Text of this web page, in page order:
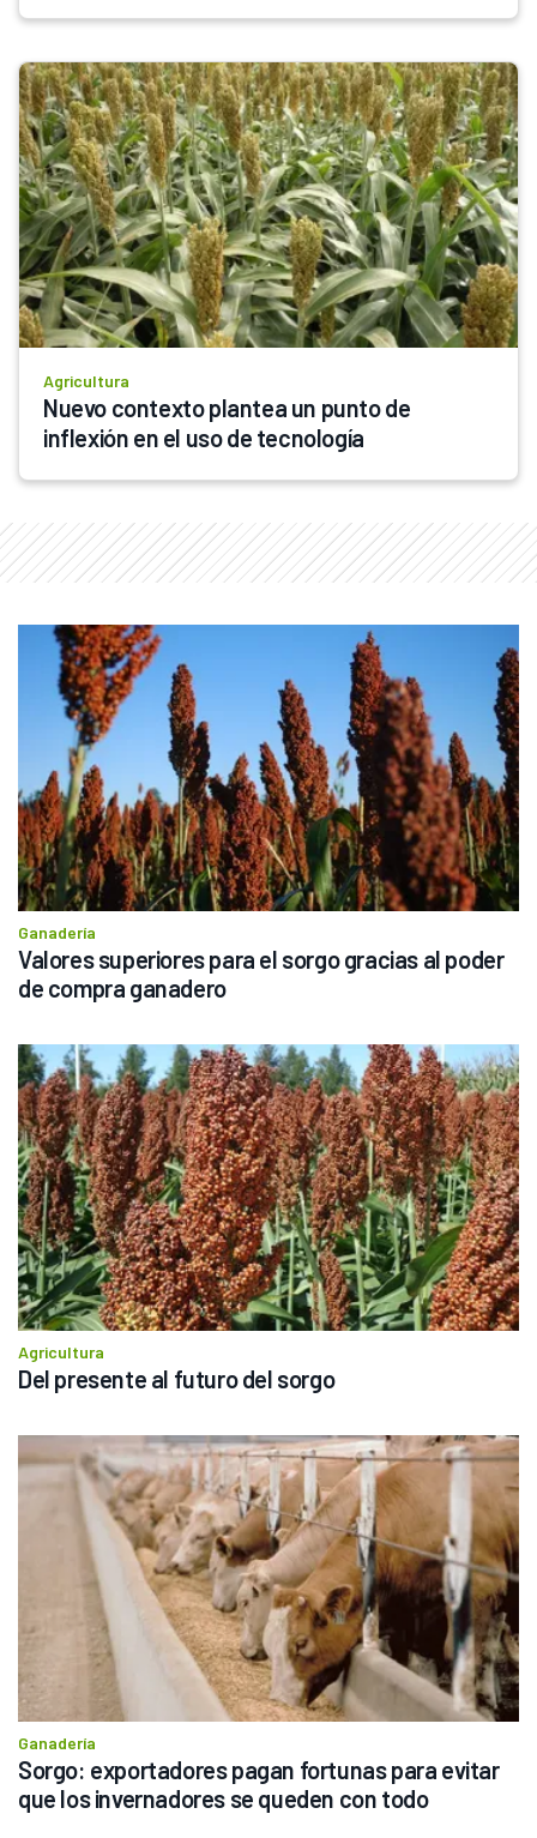
Agricultura
Nuevo contexto plantea un punto de
inflexión en el uso de tecnología
Ganadería
Valores superiores para el sorgo gracias al poder
de compra ganadero
Agricultura
Del presente al futuro del sorgo
Ganadería
Sorgo: exportadores pagan fortunas para evitar
que los invernadores se queden con todo